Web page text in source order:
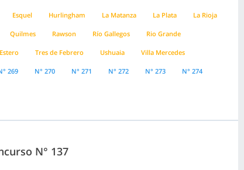
Esquel Hurlingham La Matanza La Plata La Rioja
Quilmes Rawson Río Gallegos Rio Grande
Tres de Febrero Ushuaia Villa Mercedes
269 N° 270 N° 271 N° 272 N° 273 N° 274
N° 137